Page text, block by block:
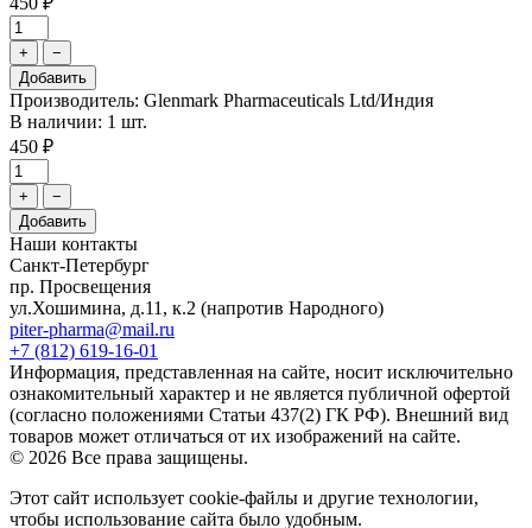
+
−
Добавить
Производитель: Glenmark Pharmaceuticals Ltd/Индия
В наличии: 1 шт.
450 ₽
+
−
Добавить
Наши контакты
Санкт-Петербург
пр. Просвещения
ул.Хошимина, д.11, к.2 (напротив Народного)
piter-pharma@mail.ru
+7 (812) 619-16-01
Информация, представленная на сайте, носит исключительно
ознакомительный характер и не является публичной офертой
(согласно положениями Статьи 437(2) ГК РФ). Внешний вид
товаров может отличаться от их изображений на сайте.
© 2026 Все права защищены.
Этот сайт использует cookie-файлы и другие технологии,
чтобы использование сайта было удобным.